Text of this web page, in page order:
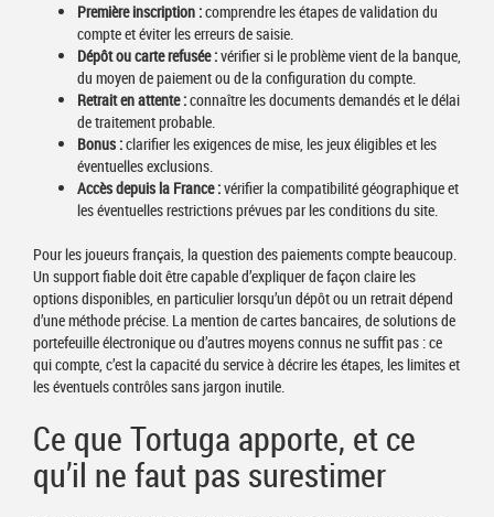
Première inscription :comprendre les étapes de validation du
compte et éviter les erreurs de saisie.
Dépôt ou carte refusée :vérifier si le problème vient de la banque,
du moyen de paiement ou de la configuration du compte.
Retrait en attente :connaître les documents demandés et le délai
de traitement probable.
Bonus :clarifier les exigences de mise, les jeux éligibles et les
éventuelles exclusions.
Accès depuis la France :vérifier la compatibilité géographique et
les éventuelles restrictions prévues par les conditions du site.
Pour les joueurs français, la question des paiements compte beaucoup.
Un support fiable doit être capable d’expliquer de façon claire les
options disponibles, en particulier lorsqu’un dépôt ou un retrait dépend
d’une méthode précise. La mention de cartes bancaires, de solutions de
portefeuille électronique ou d’autres moyens connus ne suffit pas : ce
qui compte, c’est la capacité du service à décrire les étapes, les limites et
les éventuels contrôles sans jargon inutile.
Ce que Tortuga apporte, et ce
qu’il ne faut pas surestimer